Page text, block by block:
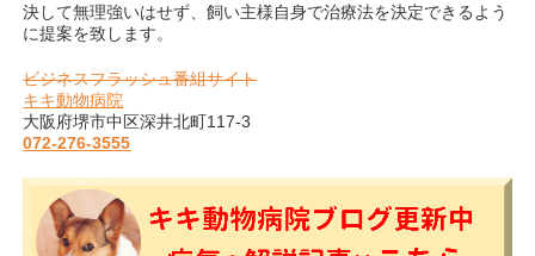
決して無理強いはせず、飼い主様自身で治療法を決定できるよう
に提案を致します。
ビジネスフラッシュ番組サイト
キキ動物病院
大阪府堺市中区深井北町117-3
072-276-3555